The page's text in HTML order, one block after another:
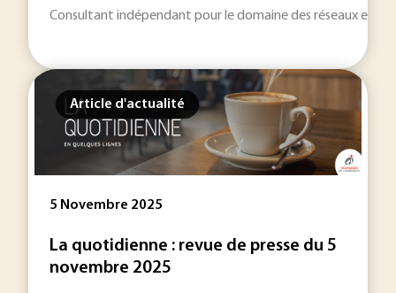
Consultant indépendant pour le domaine des réseaux et
Article d'actualité
5 Novembre 2025
La quotidienne : revue de presse du 5
novembre 2025